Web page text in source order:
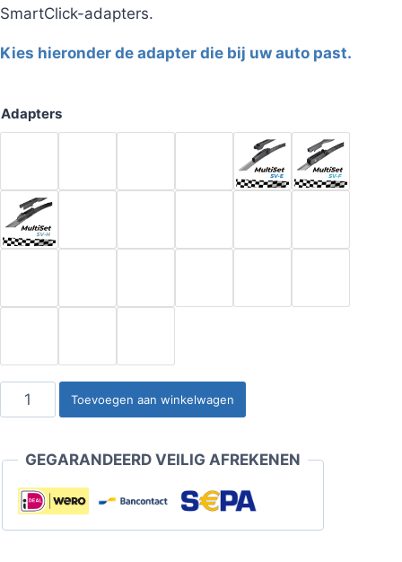
SmartClick-adapters.
Kies hieronder de adapter die bij uw auto past.
Adapters
VISEE
Premium
Ruitenwisser
480mm
aantal
Toevoegen aan winkelwagen
GEGARANDEERD VEILIG AFREKENEN